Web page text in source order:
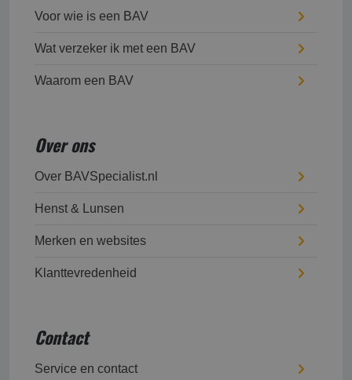
Voor wie is een BAV
Wat verzeker ik met een BAV
Waarom een BAV
Over ons
Over BAVSpecialist.nl
Henst & Lunsen
Merken en websites
Klanttevredenheid
Contact
Service en contact